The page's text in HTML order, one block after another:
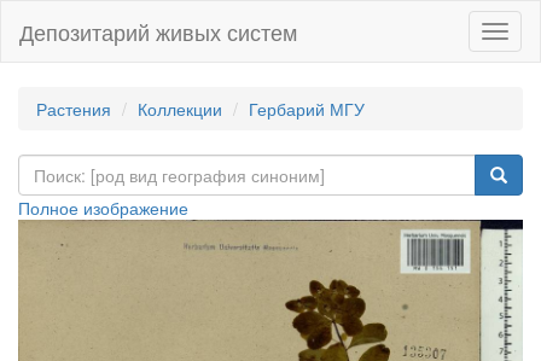
Депозитарий живых систем
Растения Коллекции Гербарий МГУ
Полное изображение